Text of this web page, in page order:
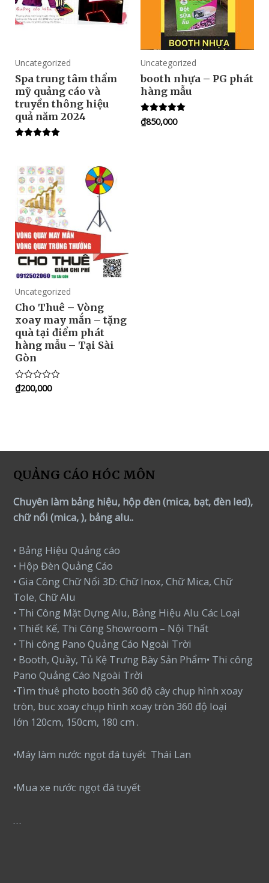
Uncategorized
Spa trung tâm thẩm
mỹ quảng cáo và
truyền thông hiệu
quả năm 2024
Uncategorized
booth nhựa – PG phát
hàng mẫu
Rated
5.00
₫850,000
Uncategorized
Cho Thuê – Vòng
xoay may mắn – tặng
quà tại điểm phát
hàng mẫu – Tại Sài
Gòn
Rated
0
₫200,000
QUẢNG CÁO HÓC MÔN
Chuyên làm bảng hiệu, hộp đèn (mica, bạt, đèn led),
chữ nổi (mica, ), bảng alu..
• Bảng Hiệu Quảng cáo
• Hộp Đèn Quảng Cáo
• Gia Công Chữ Nổi 3D: Chữ Inox, Chữ Mica, Chữ
Tole, Chữ Alu
• Thi Công Mặt Dựng Alu, Bảng Hiệu Alu Các Loại
• Thiết Kế, Thi Công Showroom – Nội Thất
• Thi công Pano Quảng Cáo Ngoài Trời
• Booth, Quầy, Tủ Kệ Trưng Bày Sản Phẩm• Thi công
Pano Quảng Cáo Ngoài Trời
•Tìm thuê photo booth 360 độ cây chụp hình xoay
tròn, buc xoay chụp hình xoay tròn 360 độ loại
lớn 120cm, 150cm, 180 cm .
•Máy làm nước ngọt đá tuyết Thái Lan
•Mua xe nước ngọt đá tuyết
…